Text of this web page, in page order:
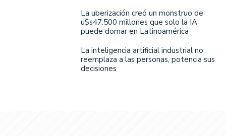
La uberización creó un monstruo de
u$s47.500 millones que solo la IA
puede domar en Latinoamérica
La inteligencia artificial industrial no
reemplaza a las personas, potencia sus
decisiones